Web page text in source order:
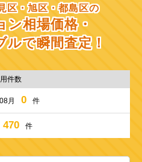
区・旭区・都島区の
ン相場価格・
ルで瞬間査定！
件数
月 0 件
470 件